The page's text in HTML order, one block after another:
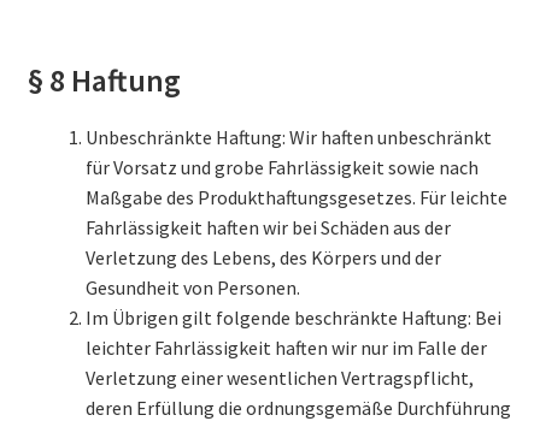
§ 8 Haftung
Unbeschränkte Haftung: Wir haften unbeschränkt
für Vorsatz und grobe Fahrlässigkeit sowie nach
Maßgabe des Produkthaftungsgesetzes. Für leichte
Fahrlässigkeit haften wir bei Schäden aus der
Verletzung des Lebens, des Körpers und der
Gesundheit von Personen.
Im Übrigen gilt folgende beschränkte Haftung: Bei
leichter Fahrlässigkeit haften wir nur im Falle der
Verletzung einer wesentlichen Vertragspflicht,
deren Erfüllung die ordnungsgemäße Durchführung